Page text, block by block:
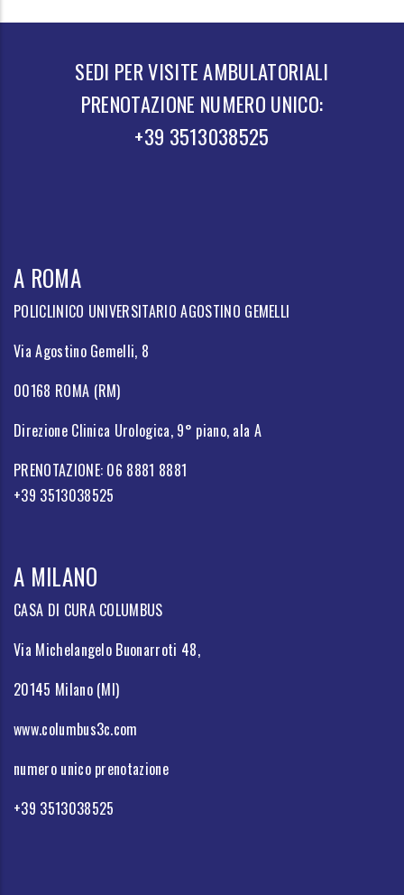
SEDI PER VISITE AMBULATORIALI
PRENOTAZIONE NUMERO UNICO:
+39 3513038525
A ROMA
POLICLINICO UNIVERSITARIO AGOSTINO GEMELLI
Via Agostino Gemelli, 8
00168 ROMA (RM)
Direzione Clinica Urologica, 9° piano, ala A
PRENOTAZIONE: 06 8881 8881
+39 3513038525
A MILANO
CASA DI CURA COLUMBUS
Via Michelangelo Buonarroti 48,
20145 Milano (MI)
www.columbus3c.com
numero unico prenotazione
+39 3513038525